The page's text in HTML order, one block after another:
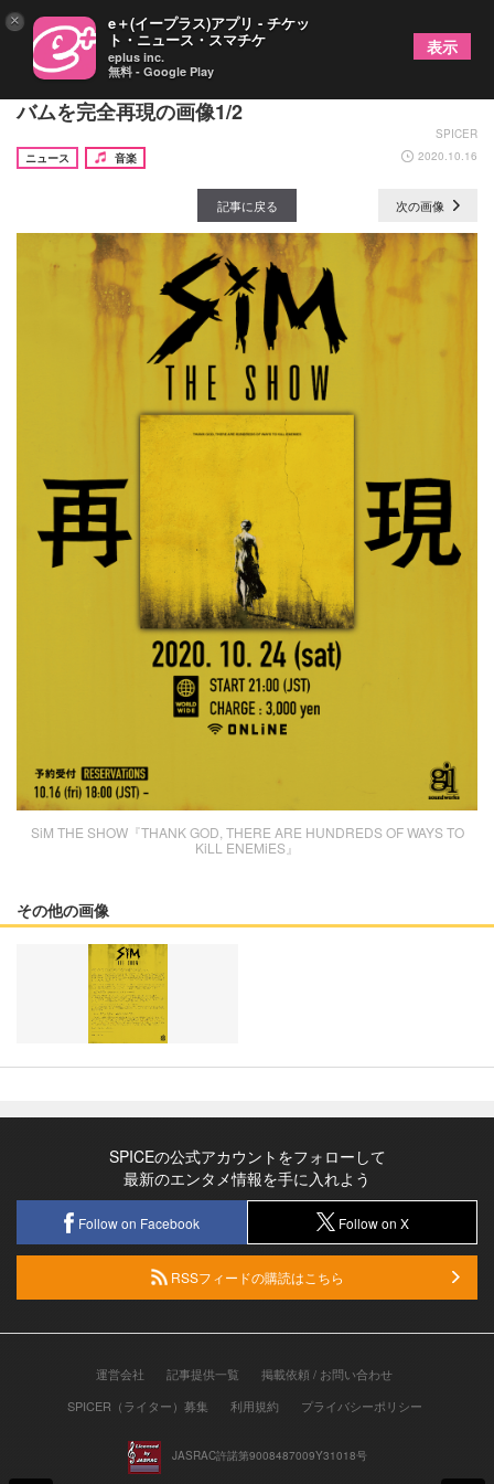
SiM、初の単独配信ライブの開催が決定 最新アル
バムを完全再現の画像1/2
SPICER
ニュース
音楽 2020.10.16
記事に戻る 次の画像
SiM THE SHOW『THANK GOD, THERE ARE HUNDREDS OF WAYS TO
KiLL ENEMiES』
その他の画像
SPICEの公式アカウントをフォローして
最新のエンタメ情報を手に入れよう
Follow on Facebook Follow on X
RSSフィードの購読はこちら
運営会社 記事提供一覧
掲載依頼 / お問い合わせ
SPICER（ライター）募集
利用規約 プライバシーポリシー
JASRAC許諾第9008487009Y31018号
× e＋(イープラス)アプリ - チケッ
ト・ニュース・スマチケ
eplus inc.
無料 - Google Play
表示